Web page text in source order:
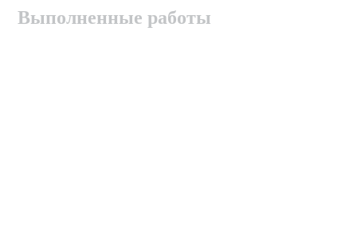
Выполненные работы